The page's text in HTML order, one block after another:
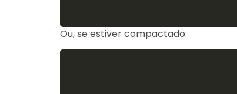
Ou, se estiver compactado: